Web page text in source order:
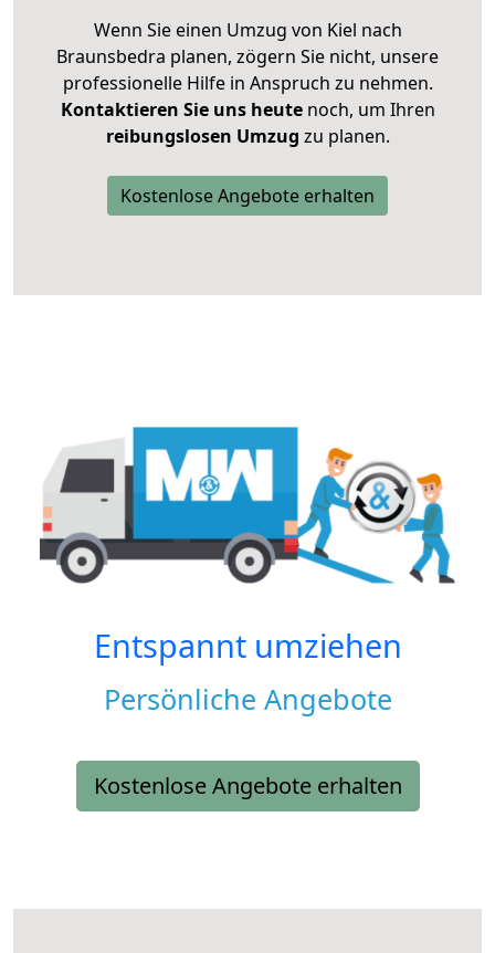
Wenn Sie einen Umzug von Kiel nach
Braunsbedra planen, zögern Sie nicht, unsere
professionelle Hilfe in Anspruch zu nehmen.
Kontaktieren Sie uns heutenoch, um Ihren
reibungslosen Umzug zu planen.
Kostenlose Angebote erhalten
Entspannt umziehen
Persönliche Angebote
Kostenlose Angebote erhalten